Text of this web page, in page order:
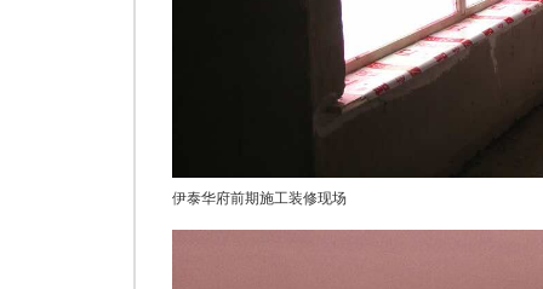
伊泰华府前期施工装修现场